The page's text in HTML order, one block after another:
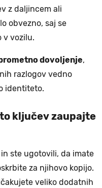
z daljincem ali
obvezno, saj se
v vozilu.
dovoljenje,
razlogov vedno
identiteto.
ključev zaupajte
ste ugotovili, da imate
za njihovo kopijo.
veliko dodatnih